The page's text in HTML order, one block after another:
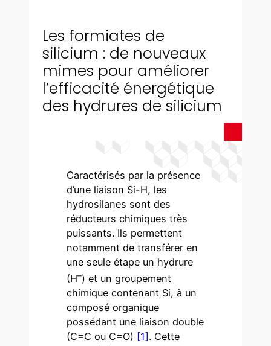
Les formiates de
silicium : de nouveaux
mimes pour améliorer
l’efficacité énergétique
des hydrures de silicium
Caractérisés par la présence
d’une liaison Si-H, les
hydrosilanes sont des
réducteurs chimiques très
puissants. Ils permettent
notamment de transférer en
une seule étape un hydrure
(H–) et un groupement
chimique contenant Si, à un
composé organique
possédant une liaison double
(C=C ou C=O) [1] . Cette